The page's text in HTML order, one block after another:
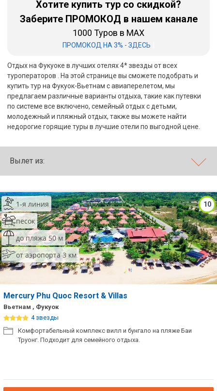
Хотите купить тур со скидкой?
Заберите ПРОМОКОД в нашем канале
1000 Туров в MAX
ПРОМОКОД НА 3% - ЗДЕСЬ
Отдых на Фукуоке в лучших отелях 4* звезды от всех
туроператоров . На этой странице вы сможете подобрать и
купить тур на Фукуок-Вьетнам с авиаперелетом, мы
предлагаем различные варианты отдыха, такие как путевки
по системе все включено, семейный отдых с детьми,
молодежный и пляжный отдых, также вы можете найти
недорогие горящие туры в лучшие отели по выгодной цене.
Вылет из:
10
1-я линия
песок
до пляжа 50 м
от аэропорта 3 км
Mercury Phu Quoc Resort & Villas
Вьетнам , Фукуок
4 звезды
Комфортабельный комплекс вилл и бунгало на пляже Баи
Труонг. Подходит для семейного отдыха.
Хайнань
Занзибар
Абхазия
Большой Сочи
Кав Мин Воды
Экскурсионные туры
ТОП 10 недорогих отелей
5*
Лучшие отели 4* звезды
Недорогие отели 4*
Лучшие отели 3* звезды
Недорогие отели 3*
Сетевые отели Турции
Сетевые отели ОАЭ